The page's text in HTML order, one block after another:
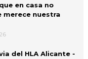
en casa no
merece nuestra
del HLA Alicante -